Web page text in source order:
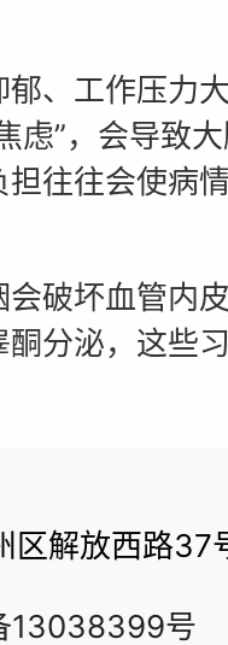
、工作压力
虑”，会导致
往往会使病
破坏血管内
分泌，这些
区解放西路37
13038399号